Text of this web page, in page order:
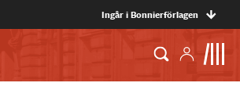
Ingår i Bonnierförlagen